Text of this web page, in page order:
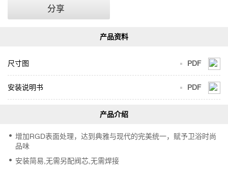
分享
PDF
尺寸图
PDF
安装说明书
增加RGD表面处理，达到典雅与现代的完美统一，赋予卫浴时尚
品味
安装简易,无需另配阀芯,无需焊接